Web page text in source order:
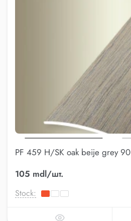
PF 459 H/SK oak beije grey 90
105 mdl/шт.
Stock: